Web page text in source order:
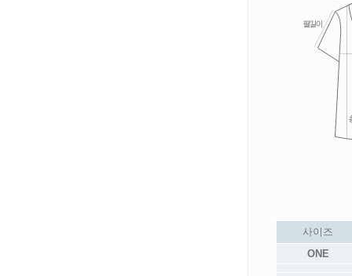
사이즈
ONE